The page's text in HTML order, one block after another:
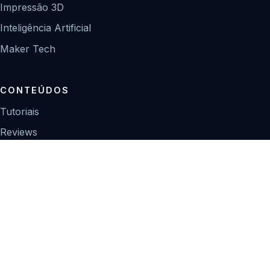
Impressão 3D
Inteligência Artificial
Maker Tech
CONTEÚDOS
Tutoriais
Reviews